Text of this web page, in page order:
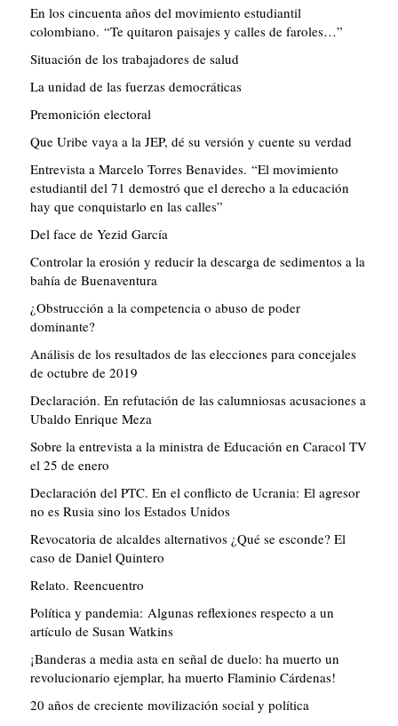
En los cincuenta años del movimiento estudiantil
colombiano. “Te quitaron paisajes y calles de faroles…”
Situación de los trabajadores de salud
La unidad de las fuerzas democráticas
Premonición electoral
Que Uribe vaya a la JEP, dé su versión y cuente su verdad
Entrevista a Marcelo Torres Benavides. “El movimiento
estudiantil del 71 demostró que el derecho a la educación
hay que conquistarlo en las calles”
Del face de Yezid García
Controlar la erosión y reducir la descarga de sedimentos a la
bahía de Buenaventura
¿Obstrucción a la competencia o abuso de poder
dominante?
Análisis de los resultados de las elecciones para concejales
de octubre de 2019
Declaración. En refutación de las calumniosas acusaciones a
Ubaldo Enrique Meza
Sobre la entrevista a la ministra de Educación en Caracol TV
el 25 de enero
Declaración del PTC. En el conflicto de Ucrania: El agresor
no es Rusia sino los Estados Unidos
Revocatoria de alcaldes alternativos ¿Qué se esconde? El
caso de Daniel Quintero
Relato. Reencuentro
Política y pandemia: Algunas reflexiones respecto a un
artículo de Susan Watkins
¡Banderas a media asta en señal de duelo: ha muerto un
revolucionario ejemplar, ha muerto Flaminio Cárdenas!
20 años de creciente movilización social y política